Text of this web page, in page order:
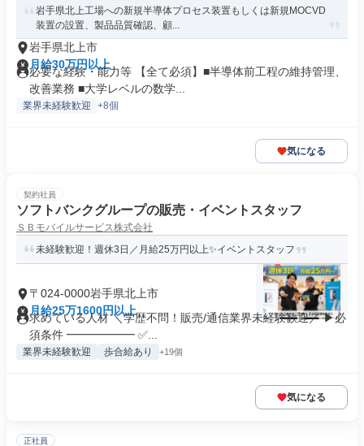
岩手県北上工場への新規半導体プロセス装置もしくは新規MOCVD
装置の設置、製品品質確認、顧...
岩手県北上市
月給30万円以上
必要な経験・能力等 【全て必須】■半導体前工程の維持管理、
改善業務 ■大学レベルの数学...
業界未経験歓迎 +8個
気になる
契約社員
ソフトバンクグループの販売・イベントスタッフ
ＳＢモバイルサービス株式会社
未経験歓迎！週休3日／月給25万円以上✨イベントスタッフ
〒024-0000岩手県北上市
月給25万1600円以上
求めている人材 ＼学歴不問！販売/通信業界未経験歓迎／ ▶必
須条件 ━━━━━━ ✅...
業界未経験歓迎 歩合給あり +19個
気になる
正社員